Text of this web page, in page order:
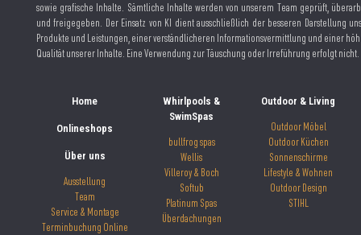
sowie grafische Inhalte. Sämtliche Inhalte werden von unserem Team geprüft,
und freigegeben. Der Einsatz von KI dient ausschließlich der besseren Darstellung
Produkte und Leistungen, einer verständlicheren Informationsvermittlung und einer
Qualität unserer Inhalte. Eine Verwendung zur Täuschung oder Irreführung erfolgt nicht.
Home
Onlineshops
Über uns
Ausstellung
Team
Service & Montage
Terminbuchung Online
Whirlpools &
SwimSpas
bullfrog spas
Wellis
Villeroy & Boch
Softub
Platinum Spas
Überdachungen
Outdoor & Living
Outdoor Möbel
Outdoor Küchen
Sonnenschirme
Lifestyle & Wohnen
Outdoor Design
STIHL